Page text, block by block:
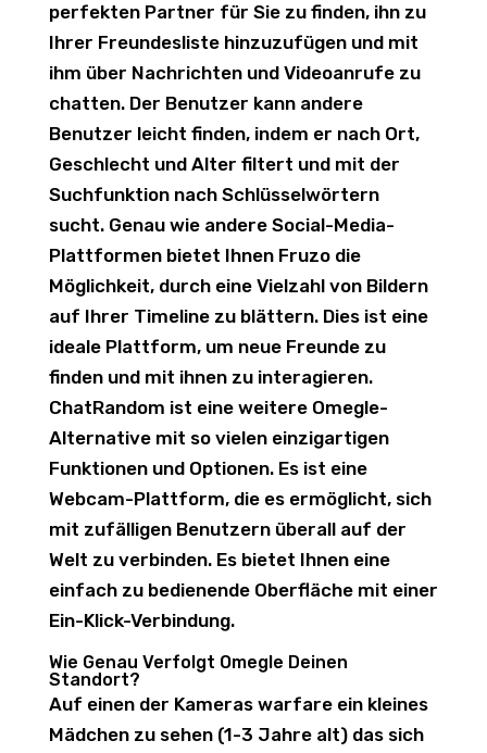
perfekten Partner für Sie zu finden, ihn zu
Ihrer Freundesliste hinzuzufügen und mit
ihm über Nachrichten und Videoanrufe zu
chatten. Der Benutzer kann andere
Benutzer leicht finden, indem er nach Ort,
Geschlecht und Alter filtert und mit der
Suchfunktion nach Schlüsselwörtern
sucht. Genau wie andere Social-Media-
Plattformen bietet Ihnen Fruzo die
Möglichkeit, durch eine Vielzahl von Bildern
auf Ihrer Timeline zu blättern. Dies ist eine
ideale Plattform, um neue Freunde zu
finden und mit ihnen zu interagieren.
ChatRandom ist eine weitere Omegle-
Alternative mit so vielen einzigartigen
Funktionen und Optionen. Es ist eine
Webcam-Plattform, die es ermöglicht, sich
mit zufälligen Benutzern überall auf der
Welt zu verbinden. Es bietet Ihnen eine
einfach zu bedienende Oberfläche mit einer
Ein-Klick-Verbindung.
Wie Genau Verfolgt Omegle Deinen
Standort?
Auf einen der Kameras warfare ein kleines
Mädchen zu sehen (1-3 Jahre alt) das sich